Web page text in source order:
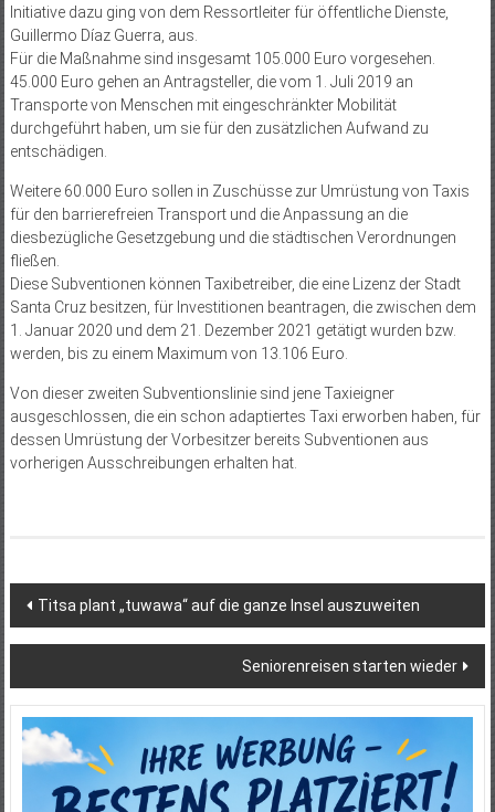
Initiative dazu ging von dem Ressortleiter für öffentliche Dienste,
Guillermo Díaz Guerra, aus.
Für die Maßnahme sind insgesamt 105.000 Euro vorgesehen.
45.000 Euro gehen an Antragsteller, die vom 1. Juli 2019 an
Transporte von Menschen mit eingeschränkter Mobilität
durchgeführt haben, um sie für den zusätzlichen Aufwand zu
entschädigen.
Weitere 60.000 Euro sollen in Zuschüsse zur Umrüstung von Taxis
für den barrierefreien Transport und die Anpassung an die
diesbezügliche Gesetzgebung und die städtischen Verordnungen
fließen.
Diese Subventionen können Taxibetreiber, die eine Lizenz der Stadt
Santa Cruz besitzen, für Investitionen beantragen, die zwischen dem
1. Januar 2020 und dem 21. Dezember 2021 getätigt wurden bzw.
werden, bis zu einem Maximum von 13.106 Euro.
Von dieser zweiten Subventionslinie sind jene Taxieigner
ausgeschlossen, die ein schon adaptiertes Taxi erworben haben, für
dessen Umrüstung der Vorbesitzer bereits Subventionen aus
vorherigen Ausschreibungen erhalten hat.
Beitragsnavigation
Titsa plant „tuwawa“ auf die ganze Insel auszuweiten
Seniorenreisen starten wieder